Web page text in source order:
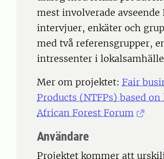
mest involverade
intervjuer, enkäter och
med två referensgrupper,
intressenter i
Mer om projektet: Fair
Products (NTFPs) based
African Forest Forum
Användare
Projektet kommer att